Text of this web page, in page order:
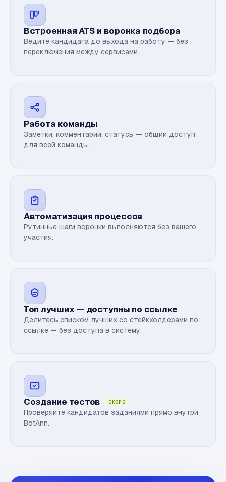
Встроенная ATS и воронка подбора
Ведите кандидата до выхода на работу — без
переключения между сервисами.
Работа команды
Заметки, комментарии, статусы — общий доступ
для всей команды.
Автоматизация процессов
Рутинные шаги воронки выполняются без вашего
участия.
Топ лучших — доступны по ссылке
Делитесь списком лучших со стейкхолдерами по
ссылке — без доступа в систему.
Создание тестов СКОРО
Проверяйте кандидатов заданиями прямо внутри
BotAnn.